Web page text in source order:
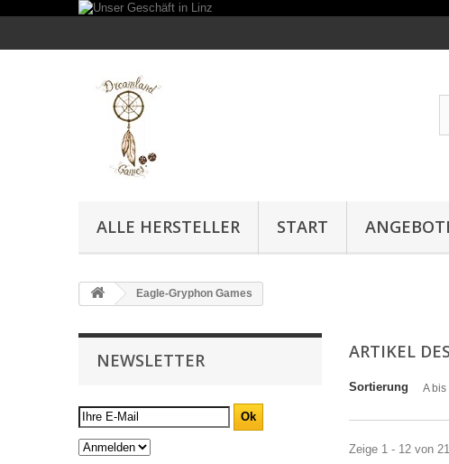
ALLE HERSTELLER START
Eagle-Gryphon Games
NEWSLETTER ARTIKEL
Sortierung A bis
Zeige 1 - 12 von